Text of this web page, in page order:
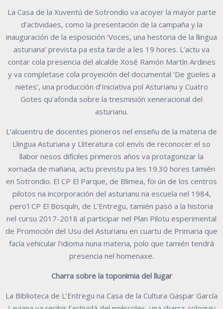
La Casa de la Xuventú de Sotrondio va acoyer la mayor parte
d’actividaes, como la presentación de la campaña y la
inauguración de la esposición ‘Voces, una hestoria de la llingua
asturiana’ prevista pa esta tarde a les 19 hores. L’actu va
contar cola presencia del alcalde Xosé Ramón Martín Ardines
y va completase cola proyeición del documental ‘De güeles a
nietes’, una producción d’Iniciativa pol Asturianu y Cuatro
Gotes qu’afonda sobre la tresmisión xeneracional del
asturianu.
L’alcuentru de docentes pioneros nel enseñu de la materia de
Llingua Asturiana y Lliteratura col envís de reconocer el so
llabor nesos difíciles primeros años va protagonizar la
xornada de mañana, actu previstu pa les 19.30 hores tamién
en Sotrondio. El CP El Parque, de Blimea, foi ún de los centros
pilotos na incorporación del asturianu na escuela nel 1984,
pero’l CP El Bosquín, de L’Entregu, tamién pasó a la historia
nel cursu 2017-2018 al participar nel Plan Pilotu esperimental
de Promoción del Usu del Asturianu en cuartu de Primaria que
facía vehicular l’idioma nuna materia, polo que tamién tendrá
presencia nel homenaxe.
Charra sobre la toponimia del llugar
La Biblioteca de L’Entregu na Casa de la Cultura Gaspar García